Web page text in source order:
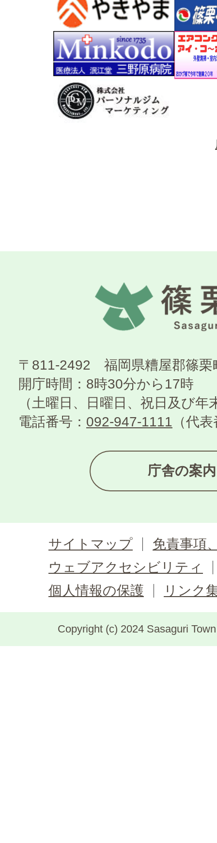
〒811-2492 福岡県糟屋郡篠栗
開庁時間：8時30分から17時
（土曜日、日曜日、祝日及び年
電話番号： 092-947-1111 （代
庁舎の案内
サイトマップ
免責事項
ウェブアクセシビリティ
個人情報の保護
リンク
Copyright (c) 2024 Sasaguri